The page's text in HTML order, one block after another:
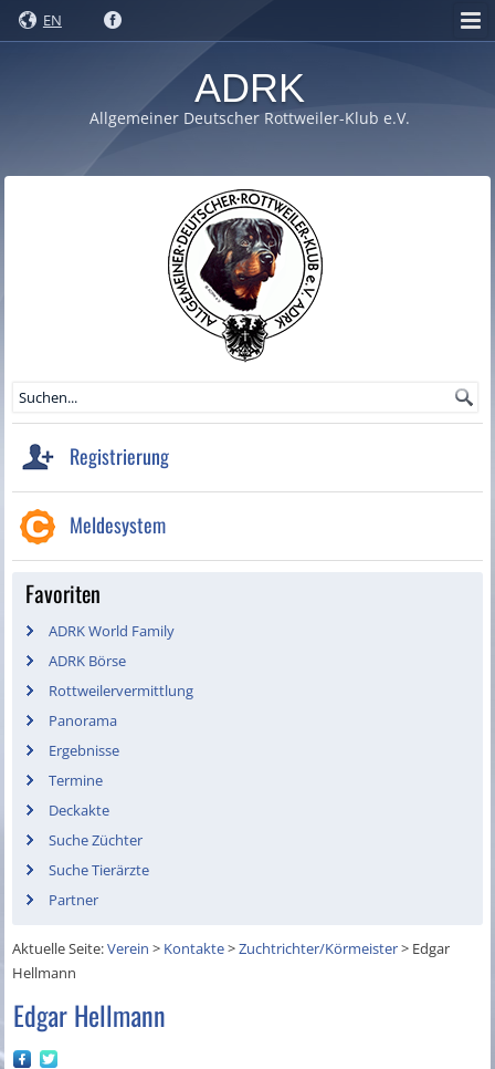
EN
ADRK
Allgemeiner Deutscher Rottweiler-Klub e.V.
Registrierung
Meldesystem
Favoriten
ADRK World Family
ADRK Börse
Rottweilervermittlung
Panorama
Ergebnisse
Termine
Deckakte
Suche Züchter
Suche Tierärzte
Partner
Aktuelle Seite:Verein > Kontakte>Zuchtrichter/Körmeister> Edgar
Hellmann
Edgar Hellmann